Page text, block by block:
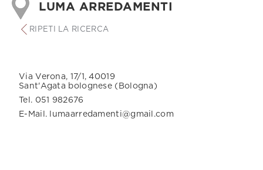
LUMA ARREDAMENTI
RIPETI LA RICERCA
Via Verona, 17/1, 40019
Sant'Agata bolognese (Bologna)
Tel. 051 982676
E-Mail. lumaarredamenti@gmail.com